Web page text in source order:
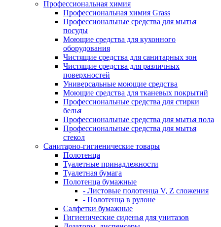
Профессиональная химия
Профессиональная химия Grass
Профессиональные средства для мытья
посуды
Моющие средства для кухонного
оборудования
Чистящие средства для санитарных зон
Чистящие средства для различных
поверхностей
Универсальные моющие средства
Моющие средства для тканевых покрытий
Профессиональные средства для стирки
белья
Профессиональные средства для мытья пола
Профессиональные средства для мытья
стекол
Санитарно-гигиенические товары
Полотенца
Туалетные принадлежности
Туалетная бумага
Полотенца бумажные
- Листовые полотенца V, Z сложения
- Полотенца в рулоне
Салфетки бумажные
Гигиенические сиденья для унитазов